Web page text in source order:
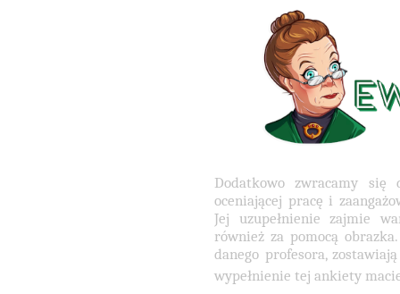
Dodatkowo zwracamy
oceniającej pracę i
Jej uzupełnienie zajmie
również za pomocą
danego profesora,
wypełnienie tej ankiety